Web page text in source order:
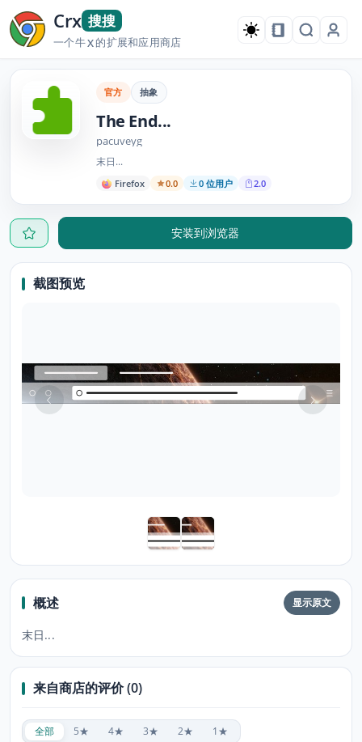
Crx 搜搜
一个牛X的扩展和应用商店
官方 抽象
The End...
pacuveyg
末日...
Firefox 0.0 0 位用户 2.0
安装到浏览器
截图预览
概述 显示原文
末日...
来自商店的评价 (0)
全部 5★ 4★ 3★ 2★ 1★